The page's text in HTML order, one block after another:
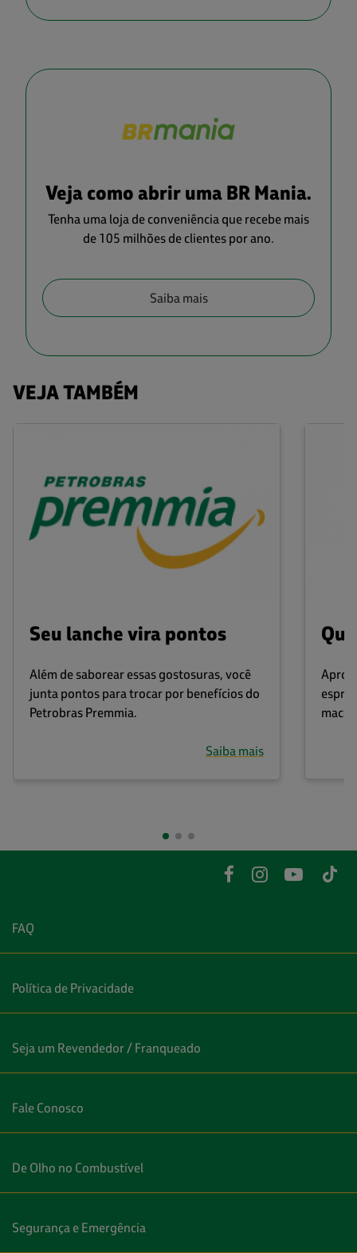
Veja como abrir uma BR Mania.
Tenha uma loja de conveniência que recebe mais
de 105 milhões de clientes por ano.
Saiba mais
VEJA TAMBÉM
Seu lanche vira pontos
Além de saborear essas gostosuras, você
junta pontos para trocar por benefícios do
Petrobras Premmia.
Saiba mais
FAQ
Política de Privacidade
Seja um Revendedor / Franqueado
Fale Conosco
De Olho no Combustível
Segurança e Emergência